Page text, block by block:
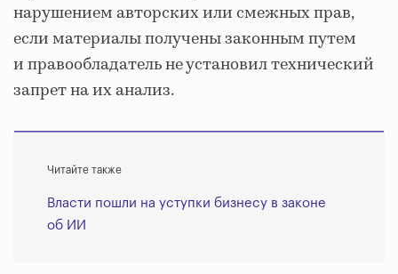
нарушением авторских или смежных прав,
если материалы получены законным путем
и правообладатель не установил технический
запрет на их анализ.
Читайте также
Власти пошли на уступки бизнесу в законе
об ИИ